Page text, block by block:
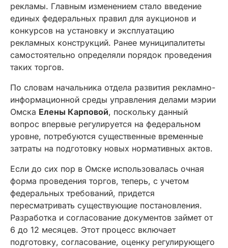
рекламы. Главным изменением стало введение
единых федеральных правил для аукционов и
конкурсов на установку и эксплуатацию
рекламных конструкций. Ранее муниципалитеты
самостоятельно определяли порядок проведения
таких торгов.
По словам начальника отдела развития рекламно-
информационной среды управления делами мэрии
Омска Елены Карповой, поскольку данный
вопрос впервые регулируется на федеральном
уровне, потребуются существенные временные
затраты на подготовку новых нормативных актов.
Если до сих пор в Омске использовалась очная
форма проведения торгов, теперь, с учетом
федеральных требований, придется
пересматривать существующие постановления.
Разработка и согласование документов займет от
6 до 12 месяцев. Этот процесс включает
подготовку, согласование, оценку регулирующего